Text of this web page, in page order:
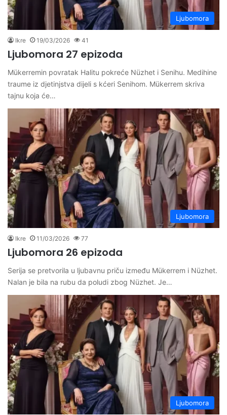
Ljubomora
Ikre 19/03/2026 41
Ljubomora 27 epizoda
Mükerremin povratak Halitu pokreće Nüzhet i Senihu. Medihine
traume iz djetinjstva dijeli s kćeri Senihom. Mükerrem skriva
tajnu koja će…
Ljubomora
Ikre 11/03/2026 77
Ljubomora 26 epizoda
Serija se pretvorila u ljubavnu priču između Mükerrem i Nüzhet.
Nalan je bila na rubu da poludi zbog Nüzhet. Je…
Ljubomora